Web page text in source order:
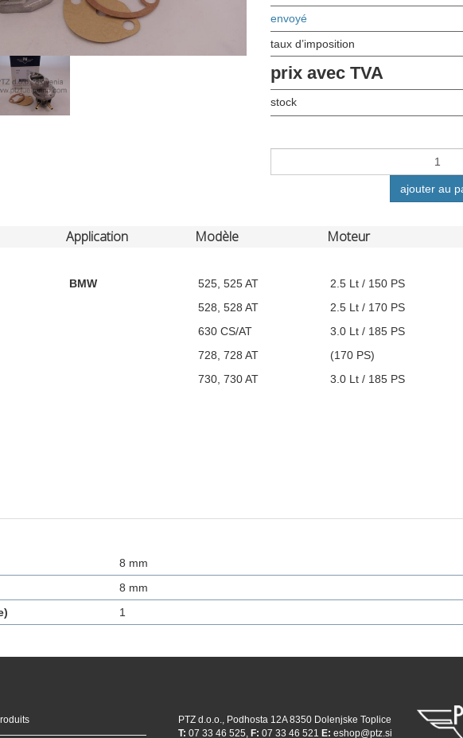
envoyé
taux d’imposition
prix avec TVA
stock
ajouter au
Application Modèle Moteur
BMW 525, 525 AT 2.5 Lt / 150 PS
528, 528 AT 2.5 Lt / 170 PS
630 CS/AT 3.0 Lt / 185 PS
728, 728 AT (170 PS)
730, 730 AT 3.0 Lt / 185 PS
8 mm
8 mm
1
PTZ d.o.o., Podhosta 12A 8350 Dolenjske Toplice
T: 07 33 46 525, F: 07 33 46 521 E: eshop@ptz.si